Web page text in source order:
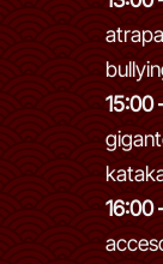
15:00
16:00